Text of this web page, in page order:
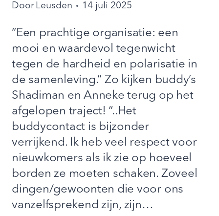
Door Leusden 14 juli 2025
“Een prachtige organisatie: een
mooi en waardevol tegenwicht
tegen de hardheid en polarisatie in
de samenleving.” Zo kijken buddy’s
Shadiman en Anneke terug op het
afgelopen traject! “..Het
buddycontact is bijzonder
verrijkend. Ik heb veel respect voor
nieuwkomers als ik zie op hoeveel
borden ze moeten schaken. Zoveel
dingen/gewoonten die voor ons
vanzelfsprekend zijn, zijn…